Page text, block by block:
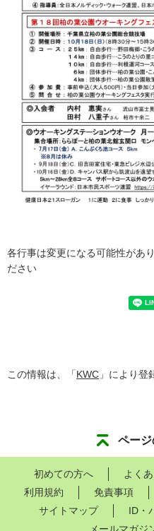
各行事は変更になる可能性があ
ださい
この情報は、「KWC 」により登
ペー
初めての方へ よく
利用規約
免責事項
サイトマップ
ID・